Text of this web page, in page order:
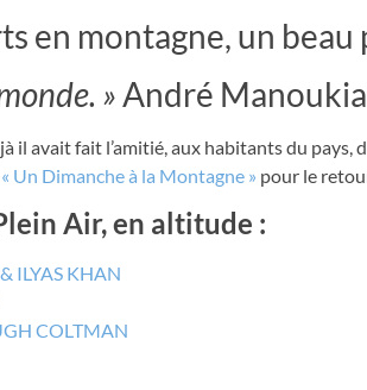
en montagne, un
»André
il avait fait l’amitié, aux habitants du
« Un Dimanche à la Montagne » pour le
Air, en altitude :
ILYAS KHAN
COLTMAN